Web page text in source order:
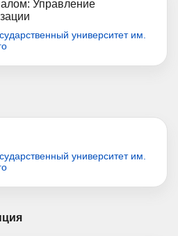
Управление
университет им.
университет им.